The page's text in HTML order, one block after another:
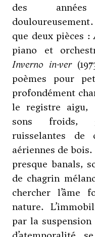
des
que deux pièces :
piano et
Inverno in-ver
poèmes pour
profondément
le registre aigu,
sons froids,
ruisselantes de
aériennes de
presque banals,
de chagrin
chercher
nature.
par la